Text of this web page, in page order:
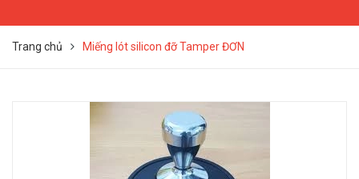
Trang chủ Miếng lót silicon đỡ Tamper ĐƠN